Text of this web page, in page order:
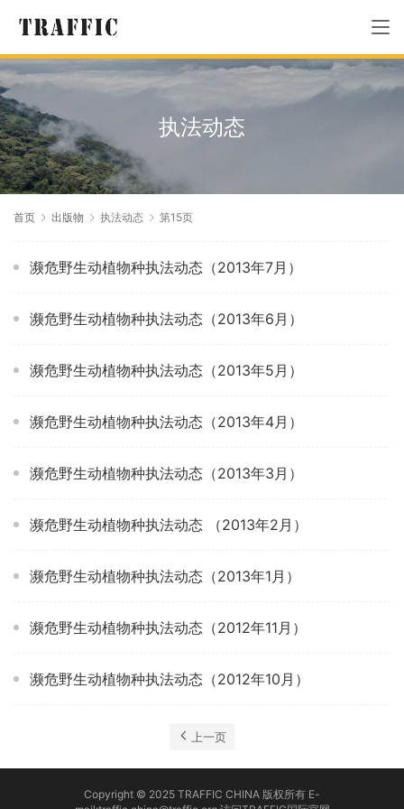
执法动态
首页 出版物 执法动态 第15页
濒危野生动植物种执法动态（2013年7月）
濒危野生动植物种执法动态（2013年6月）
濒危野生动植物种执法动态（2013年5月）
濒危野生动植物种执法动态（2013年4月）
濒危野生动植物种执法动态（2013年3月）
濒危野生动植物种执法动态 （2013年2月）
濒危野生动植物种执法动态（2013年1月）
濒危野生动植物种执法动态（2012年11月）
濒危野生动植物种执法动态（2012年10月）
上一页
Copyright © 2025 TRAFFIC CHINA 版权所有 E-